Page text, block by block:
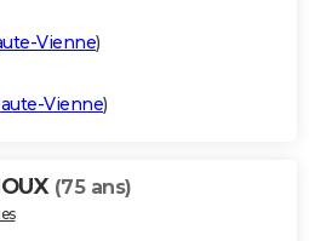
Vienne)
Vienne)
(75 ans)